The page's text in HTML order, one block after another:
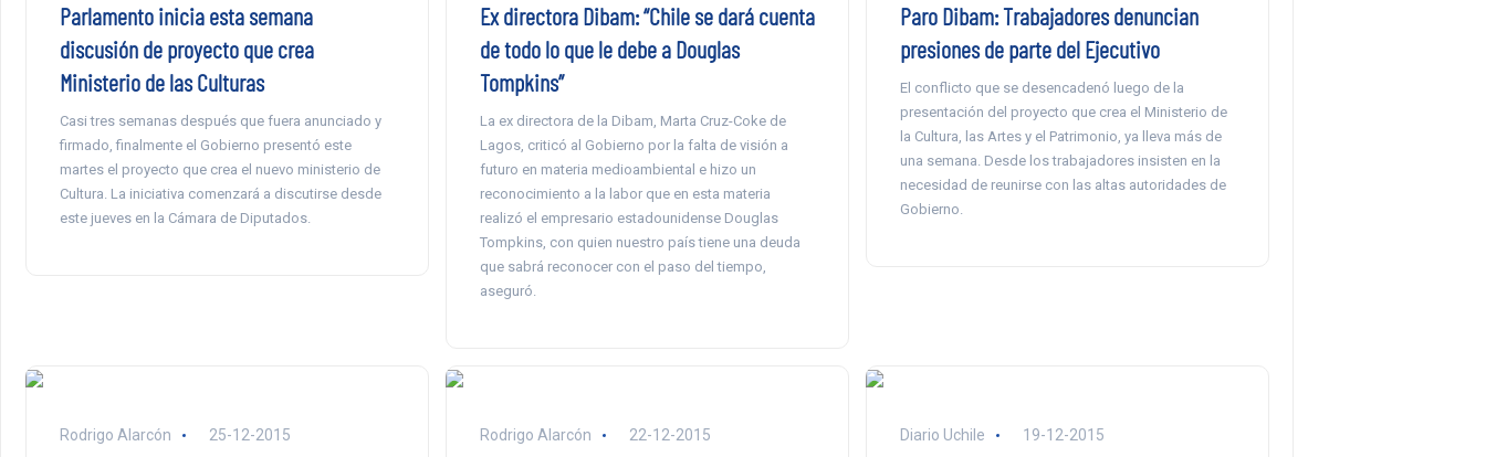
Parlamento inicia esta semana
discusión de proyecto que crea
Ministerio de las Culturas
Casi tres semanas después que fuera anunciado y
firmado, finalmente el Gobierno presentó este
martes el proyecto que crea el nuevo ministerio de
Cultura. La iniciativa comenzará a discutirse desde
este jueves en la Cámara de Diputados.
Ex directora Dibam: “Chile se dará cuenta
de todo lo que le debe a Douglas
Tompkins”
La ex directora de la Dibam, Marta Cruz-Coke de
Lagos, criticó al Gobierno por la falta de visión a
futuro en materia medioambiental e hizo un
reconocimiento a la labor que en esta materia
realizó el empresario estadounidense Douglas
Tompkins, con quien nuestro país tiene una deuda
que sabrá reconocer con el paso del tiempo,
aseguró.
Paro Dibam: Trabajadores denuncian
presiones de parte del Ejecutivo
El conflicto que se desencadenó luego de la
presentación del proyecto que crea el Ministerio de
la Cultura, las Artes y el Patrimonio, ya lleva más de
una semana. Desde los trabajadores insisten en la
necesidad de reunirse con las altas autoridades de
Gobierno.
Rodrigo Alarcón 25-12-2015 Rodrigo Alarcón 22-12-2015 Diario Uchile 19-12-2015